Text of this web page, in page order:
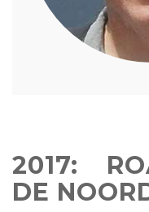
2017:
DE